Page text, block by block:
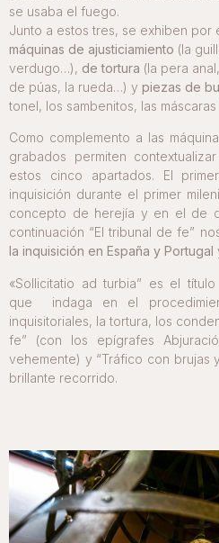
se usaba el fuego.
Junto a estos tres, se exhiben por
máquinas de ajusticiamiento (la
verdugo…), de tortura (la pera
de púas, la rueda…) y piezas de
tonel, los sambenitos, las
Como complemento a las
grabados permiten
estos cinco apartados. El
inquisición durante el primer
concepto de herejía y en el de
continuación “El tribunal de fe”
la inquisición en España y Portugal
«Sollicitatio ad turbia” es el
que indaga en el
inquisitoriales, la tortura, los
fe” (con los epígrafes
vehemente) y “Tráfico con brujas
brillante recorrido.